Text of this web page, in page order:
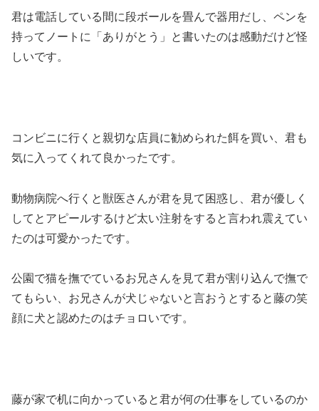
君は電話している間に段ボールを畳んで器用だし、ペンを
持ってノートに「ありがとう」と書いたのは感動だけど怪
しいです。
コンビニに行くと親切な店員に勧められた餌を買い、君も
気に入ってくれて良かったです。
動物病院へ行くと獣医さんが君を見て困惑し、君が優しく
してとアピールするけど太い注射をすると言われ震えてい
たのは可愛かったです。
公園で猫を撫でているお兄さんを見て君が割り込んで撫で
てもらい、お兄さんが犬じゃないと言おうとすると藤の笑
顔に犬と認めたのはチョロいです。
藤が家で机に向かっていると君が何の仕事をしているのか